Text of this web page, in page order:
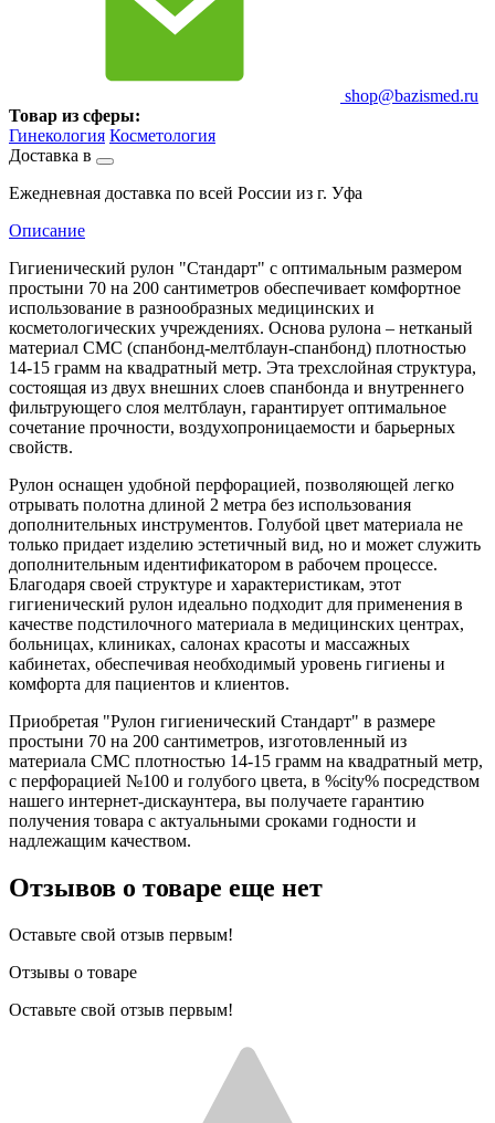
shop@bazismed.ru
Товар из сферы:
Гинекология Косметология
Доставка в
Ежедневная доставка по всей России из г. Уфа
Описание
Гигиенический рулон "Стандарт" с оптимальным размером
простыни 70 на 200 сантиметров обеспечивает комфортное
использование в разнообразных медицинских и
косметологических учреждениях. Основа рулона – нетканый
материал СМС (спанбонд-мелтблаун-спанбонд) плотностью
14-15 грамм на квадратный метр. Эта трехслойная структура,
состоящая из двух внешних слоев спанбонда и внутреннего
фильтрующего слоя мелтблаун, гарантирует оптимальное
сочетание прочности, воздухопроницаемости и барьерных
свойств.
Рулон оснащен удобной перфорацией, позволяющей легко
отрывать полотна длиной 2 метра без использования
дополнительных инструментов. Голубой цвет материала не
только придает изделию эстетичный вид, но и может служить
дополнительным идентификатором в рабочем процессе.
Благодаря своей структуре и характеристикам, этот
гигиенический рулон идеально подходит для применения в
качестве подстилочного материала в медицинских центрах,
больницах, клиниках, салонах красоты и массажных
кабинетах, обеспечивая необходимый уровень гигиены и
комфорта для пациентов и клиентов.
Приобретая "Рулон гигиенический Стандарт" в размере
простыни 70 на 200 сантиметров, изготовленный из
материала СМС плотностью 14-15 грамм на квадратный метр,
с перфорацией №100 и голубого цвета, в %city% посредством
нашего интернет-дискаунтера, вы получаете гарантию
получения товара с актуальными сроками годности и
надлежащим качеством.
Отзывов о товаре еще нет
Оставьте свой отзыв первым!
Отзывы о товаре
Оставьте свой отзыв первым!